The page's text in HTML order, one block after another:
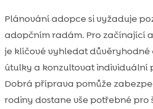
Plánování adopce si vyžaduje
adopčním radám. Pro začínající
je klíčové vyhledat důvěryhodné
útulky a konzultovat individuální
Dobrá příprava pomůže
rodiny dostane vše potřebné pro